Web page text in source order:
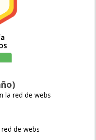
la red de webs
de webs